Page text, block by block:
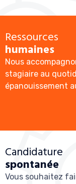
Ressources
humaines
Nous
stagiaire au
épanouissement
Candidature
spontanée
Vous souhaitez